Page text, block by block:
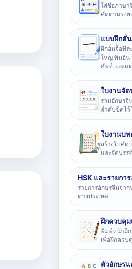
ใส่ชื่อภาษา
คัดตามรอ
แบบฝึกฮั่
ฝึกฮั่นจื้อทีล
ใหญ่ พินอิน
ศัพท์ และแ
ใบงานจั
รวมอักษรจี
ลำดับขีดไว้
ใบงานบ
สร้างใบคัด
และจัดบรร
HSK และรายกา
รายการอักษรจีนจา
ต่างประเทศ
ฝึกควบคุม
พิมพ์หน้าฝึก
เพื่อฝึกควบ
ตัวอักษร